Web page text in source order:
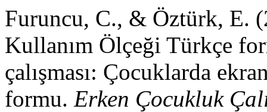
Furuncu, C., & Öztürk, E.
Kullanım Ölçeği Türkçe
çalışması: Çocuklarda
formu. Erken Çocukluk